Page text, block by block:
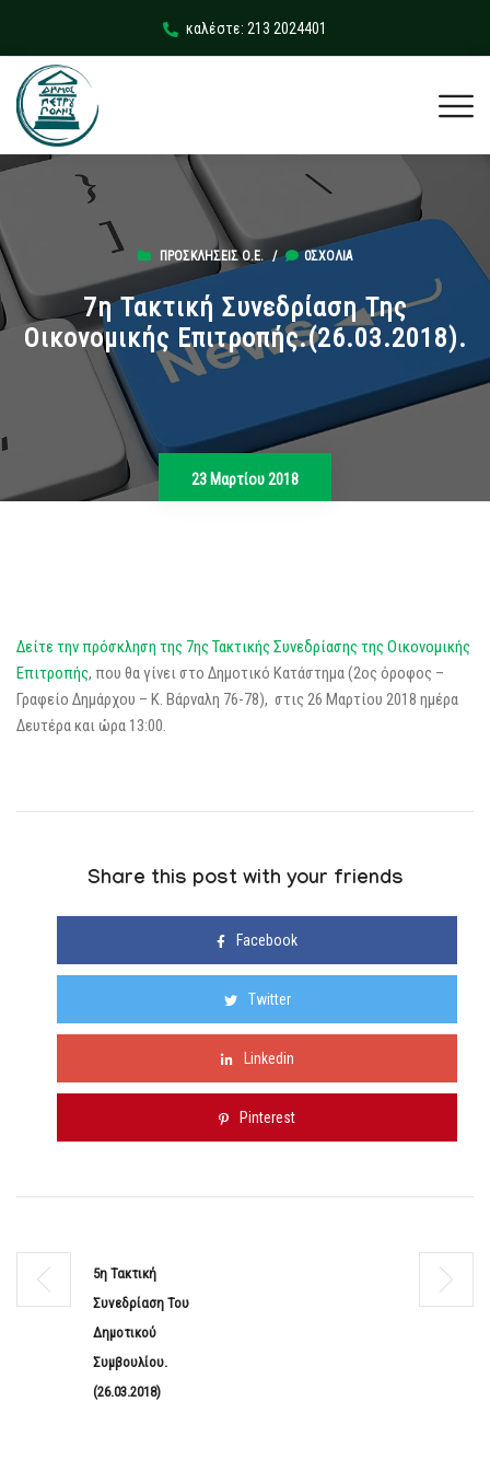
καλέστε: 213 2024401
ΠΡΟΣΚΛΉΣΕΙΣ Ο.Ε. / 0ΣΧΌΛΙΑ
7η Τακτική Συνεδρίαση Της
Οικονομικής Επιτροπής.(26.03.2018).
23 Μαρτίου 2018
Δείτε την πρόσκληση της 7ης Τακτικής Συνεδρίασης της Οικονομικής
Επιτροπής, που θα γίνει στο Δημοτικό Κατάστημα (2ος όροφος –
Γραφείο Δημάρχου – Κ. Βάρναλη 76-78), στις 26 Μαρτίου 2018 ημέρα
Δευτέρα και ώρα 13:00.
Share this post with your friends
Facebook
Twitter
Linkedin
Pinterest
5η Τακτική
Συνεδρίαση Του
Δημοτικού
Συμβουλίου.
(26.03.2018)